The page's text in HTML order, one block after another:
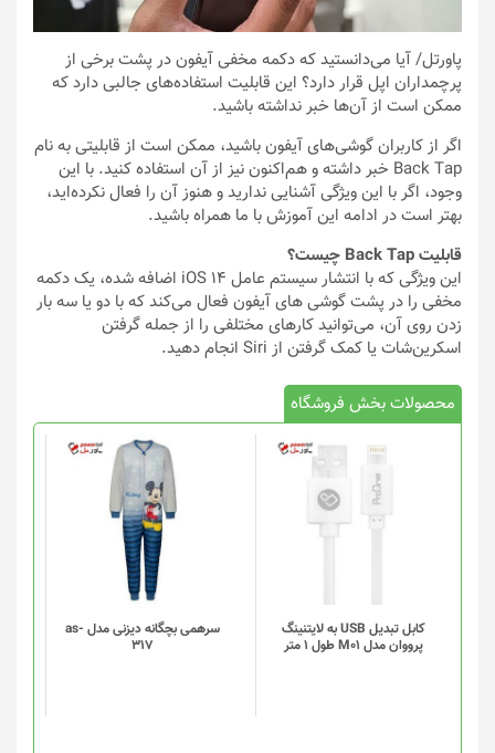
پاورتل/ آیا می‌دانستید که دکمه مخفی آیفون در پشت برخی از
پرچمداران اپل قرار دارد؟ این قابلیت استفاده‌های جالبی دارد که
ممکن است از آن‌ها خبر نداشته باشید.
اگر از کاربران گوشی‌های آیفون باشید، ممکن است از قابلیتی به نام
Back Tap خبر داشته و هم‌اکنون نیز از آن استفاده کنید. با این
وجود، اگر با این ویژگی آشنایی ندارید و هنوز آن را فعال نکرده‌اید،
بهتر است در ادامه این آموزش با ما همراه باشید.
قابلیت Back Tap چیست؟
این ویژگی که با انتشار سیستم عامل iOS 14 اضافه شده، یک دکمه
مخفی را در پشت گوشی های آیفون فعال می‌کند که با دو یا سه بار
زدن روی آن، می‌توانید کارهای مختلفی را از جمله گرفتن
اسکرین‌شات یا کمک گرفتن از Siri انجام دهید.
محصولات بخش فروشگاه
کابل تبدیل USB به لایتنینگ
پرووان مدل M01 طول 1 متر
سرهمی بچگانه دیزنی مدل as-
317